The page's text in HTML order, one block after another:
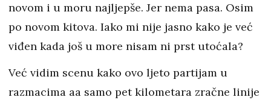
novom i u moru najljepše. Jer nema pasa. Osim
po novom kitova. Iako mi nije jasno kako je već
viđen kada još u more nisam ni prst utoćala?
Već vidim scenu kako ovo ljeto partijam u
razmacima aa samo pet kilometara zračne linije